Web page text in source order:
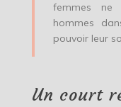
femmes ne
hommes
pouvoir leur
Un court